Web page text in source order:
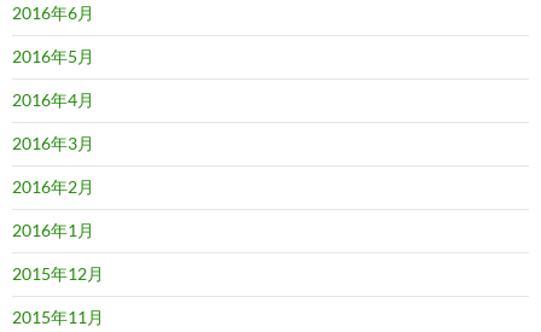
2016年6月
2016年5月
2016年4月
2016年3月
2016年2月
2016年1月
2015年12月
2015年11月